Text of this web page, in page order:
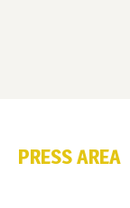
PRESS AREA